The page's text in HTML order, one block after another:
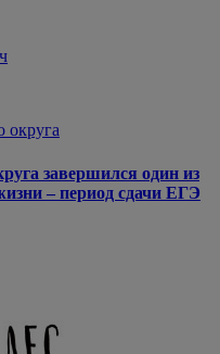
округа
завершился один из
– период сдачи ЕГЭ